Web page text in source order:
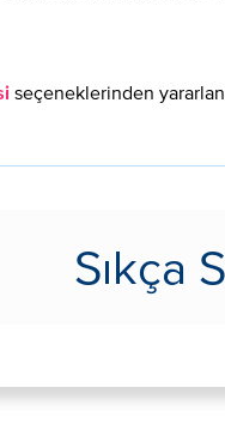
seçeneklerinden
Sıkça